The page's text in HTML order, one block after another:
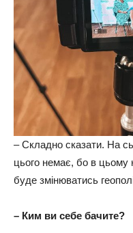
– Складно сказати. На
цього немає, бо в цьому
буде змінюватись
– Ким ви себе бачите?